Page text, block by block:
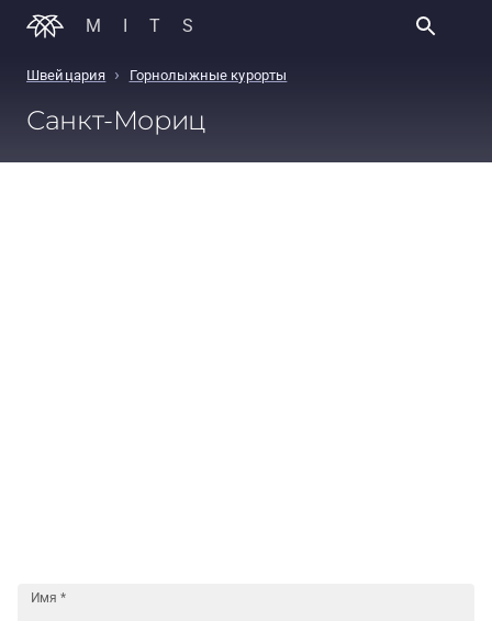
MITS
Швейцария › Горнолыжные курорты
Санкт-Мориц
Имя *